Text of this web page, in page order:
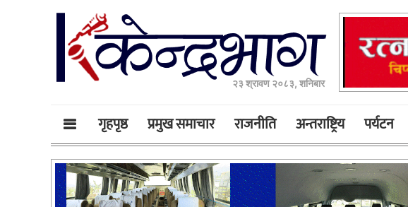
२३ श्रावण २०८३, शनिबार
गृहपृष्ठ प्रमुख समाचार राजनीति अन्तराष्ट्रिय पर्यटन